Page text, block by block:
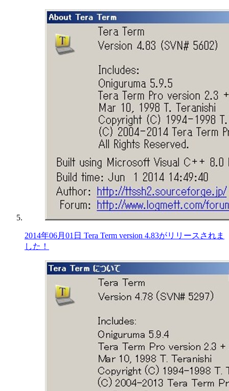
2014年06月01日 Tera Term version 4.83がリリースされま
した！